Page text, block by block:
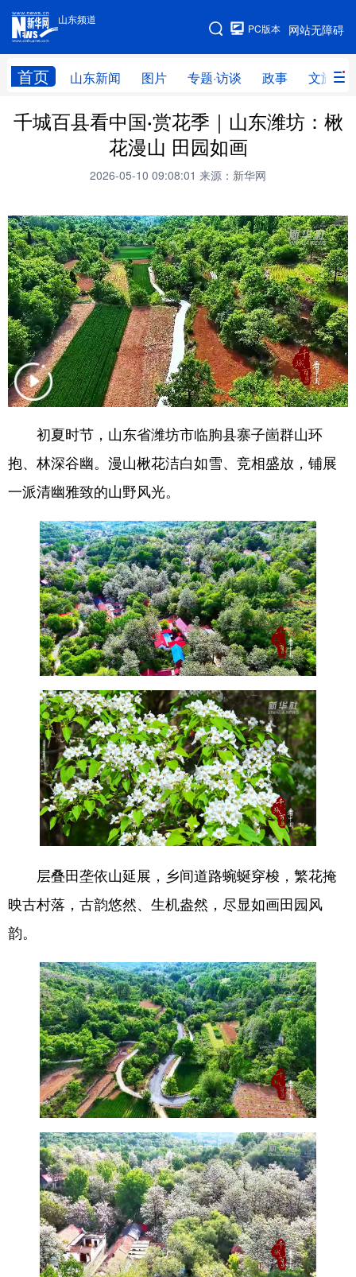
山东频道
网站无障碍
PC版本
首页 山东新闻 图片 专题·访谈 政事 文旅
手机版
网站地图
学习进行时 高层 时政 人事
财经 网评
全球连线
科技 科普 体育 文化
健康 军事 访谈 视频
图片 中央文件 金融 汽车
食品 人居 信息化 乡村振兴
溯源中国 城市 旅游 能源
会展 彩票 娱乐 时尚
亚太网 上市公司 投教基地
首页 山东新闻 图片 专题·访谈
政事 文旅 社会民生 山东产经
文娱 融媒秀 地市 科教
健康 微视齐鲁
多语种频道
English Español Français عربى
Русский язык 日本語 한국어
Deutsch Português
千城百县看中国·赏花季｜山东潍坊：楸
花漫山 田园如画
2026-05-10 09:08:01 来源：新华网
初夏时节，山东省潍坊市临朐县寨子崮群山环
抱、林深谷幽。漫山楸花洁白如雪、竞相盛放，铺展
一派清幽雅致的山野风光。
层叠田垄依山延展，乡间道路蜿蜒穿梭，繁花掩
映古村落，古韵悠然、生机盎然，尽显如画田园风
韵。